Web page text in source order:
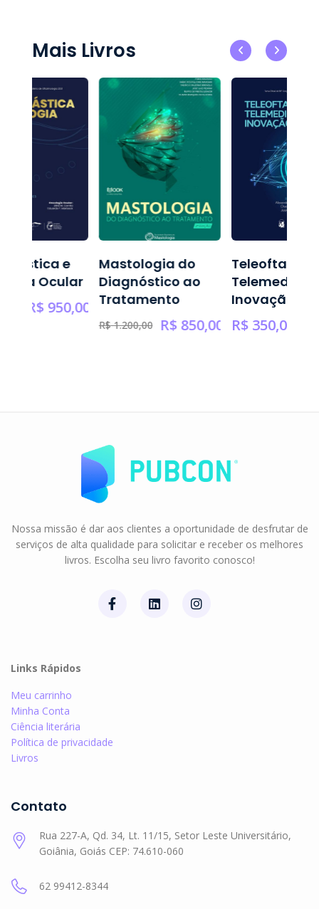
Mais Livros
e
Ocular
R$950,00
Mastologia do
Diagnóstico ao
Tratamento
R$1.200,00 R$850,00
Inovação
R$350,00
Nossa missão é dar aos clientes a oportunidade de desfrutar de
serviços de alta qualidade para solicitar e receber os melhores
livros. Escolha seu livro favorito conosco!
Links Rápidos
Meu carrinho
Minha Conta
Ciência literária
Política de privacidade
Livros
Contato
Rua 227-A, Qd. 34, Lt. 11/15, Setor Leste Universitário,
Goiânia, Goiás CEP: 74.610-060
62 99412-8344